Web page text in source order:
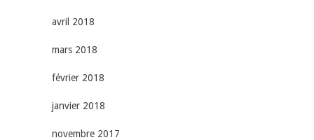
avril 2018
mars 2018
février 2018
janvier 2018
novembre 2017